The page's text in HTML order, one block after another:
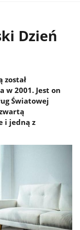
Dzień
został
w 2001. Jest on
Światowej
i jedną z